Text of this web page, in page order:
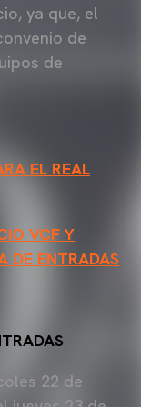
ya que, el
de
de
EL REAL
VCF Y
DE ENTRADAS
22 de